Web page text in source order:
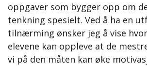
oppgaver som bygger opp om
tenkning spesielt. Ved å ha en
tilnærming ønsker jeg å vise
elevene kan oppleve at de
vi på den måten kan øke